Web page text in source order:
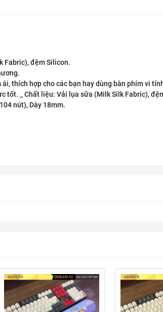
Fabric), đệm Silicon.
thích hợp cho các bạn hay dùng bàn phím vi
tốt. _ Chất liệu: Vải lụa sữa (Milk Silk Fabric),
nút), Dày 18mm.